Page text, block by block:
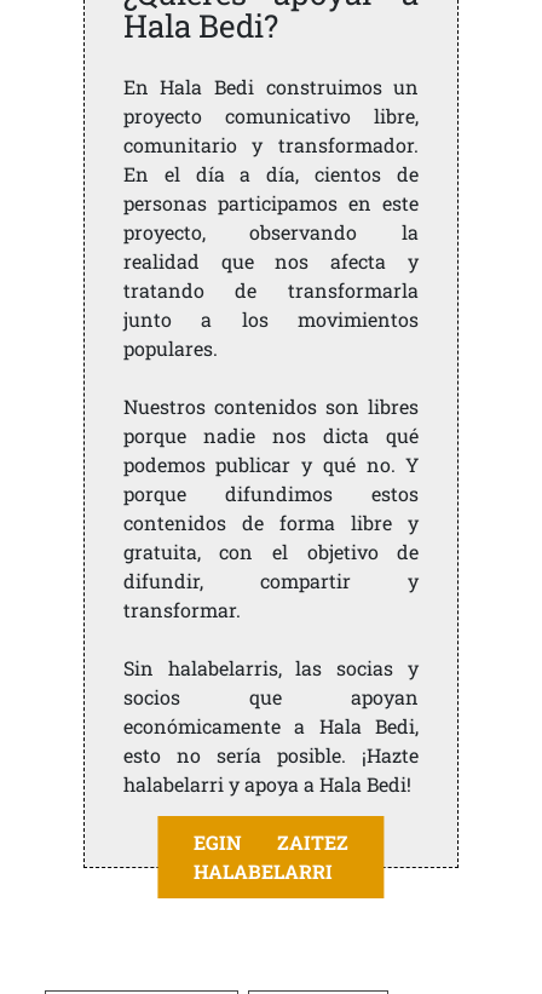
Hala Bedi?
En Hala Bedi construimos un
proyecto comunicativo libre,
comunitario y transformador.
En el día a día, cientos de
personas participamos en este
proyecto, observando la
realidad que nos afecta y
tratando de transformarla
junto a los movimientos
populares.
Nuestros contenidos son libres
porque nadie nos dicta qué
podemos publicar y qué no. Y
porque difundimos estos
contenidos de forma libre y
gratuita, con el objetivo de
difundir, compartir y
transformar.
Sin halabelarris, las socias y
socios que apoyan
económicamente a Hala Bedi,
esto no sería posible. ¡Hazte
halabelarri y apoya a Hala Bedi!
EGIN ZAITEZ
HALABELARRI